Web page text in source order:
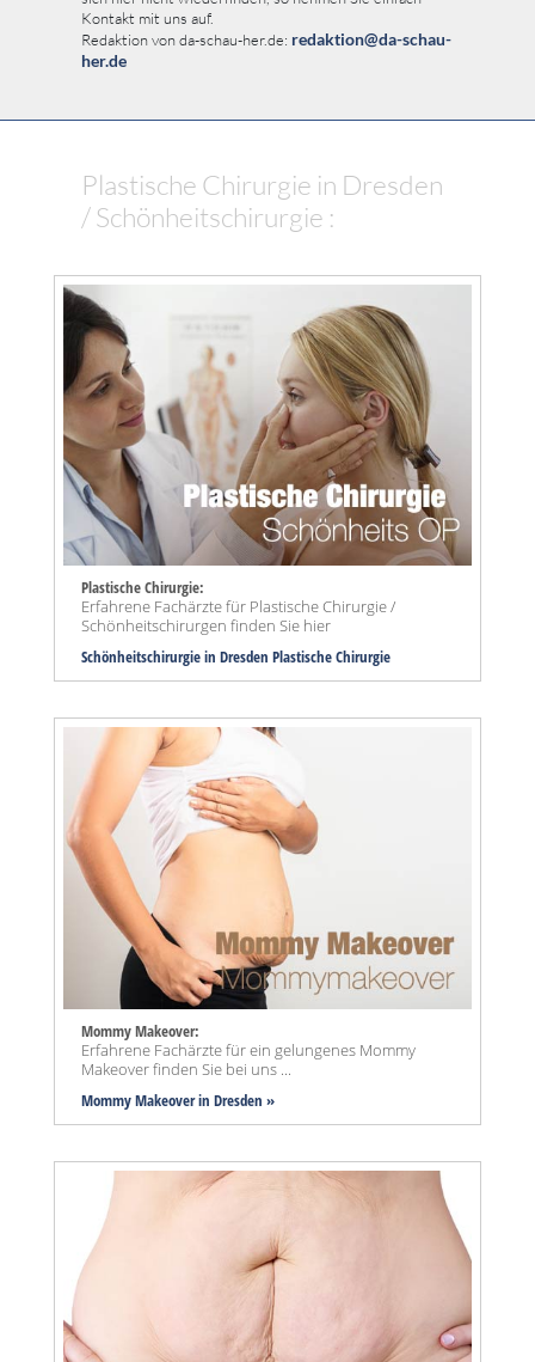
Kontakt mit uns auf.
Redaktion von da-schau-her.de: redaktion@da-schau-
her.de
Plastische Chirurgie in Dresden
/ Schönheitschirurgie :
Plastische Chirurgie:
Erfahrene Fachärzte für Plastische Chirurgie /
Schönheitschirurgen finden Sie hier
Schönheitschirurgie in Dresden Plastische Chirurgie
Mommy Makeover:
Erfahrene Fachärzte für ein gelungenes Mommy
Makeover finden Sie bei uns ...
Mommy Makeoverin Dresden »